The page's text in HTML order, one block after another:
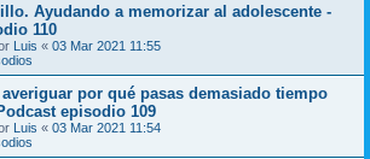
Ayudando a memorizar al adolescente -
110
Luis « 03 Mar 2021 11:55
por qué pasas demasiado tiempo
episodio 109
Luis « 03 Mar 2021 11:54